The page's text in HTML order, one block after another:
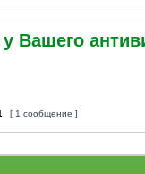
Вашего
[ 1 сообщение ]